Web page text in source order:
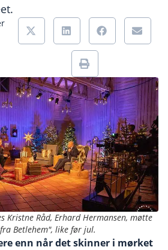
Kristne Råd, Erhard Hermansen, møtte
Betlehem", like før jul.
enn når det skinner i mørket